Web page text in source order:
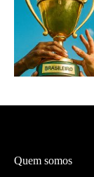
Quem somos